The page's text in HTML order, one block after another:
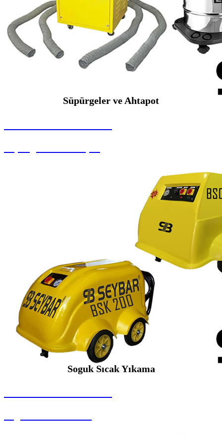
Süpürgeler ve Ahtapot
Soguk Sıcak Yıkama